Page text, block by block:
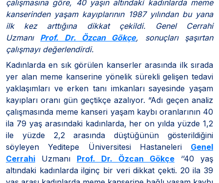
çalışmasına göre, 40 yaşın altındaki kadınlarda meme
kanserinden yaşam kayıplarının 1987 yılından bu yana
ilk kez arttığına dikkat çekildi. Genel Cerrahi
Uzmanı Prof. Dr. Özcan Gökçe, sonuçları şaşırtan
çalışmayı değerlendirdi.
Kadınlarda en sık görülen kanserler arasında ilk sırada
yer alan meme kanserine yönelik sürekli gelişen tedavi
yaklaşımları ve erken tanı imkanları sayesinde yaşam
kayıpları oranı gün geçtikçe azalıyor. “Adı geçen analiz
çalışmasında meme kanseri yaşam kaybı oranlarının 40
ila 79 yaş arasındaki kadınlarda, her on yılda yüzde 1,2
ile yüzde 2,2 arasında düştüğünün gösterildiğini
söyleyen Yeditepe Üniversitesi Hastaneleri Genel
Cerrahi Uzmanı Prof. Dr. Özcan Gökçe ‘’40 yaş
altındaki kadınlarda ilginç bir veri dikkat çekti. 20 ila 39